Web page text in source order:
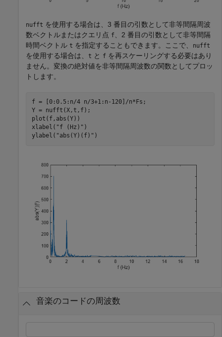
nufft を使用する場合は、3 番目の引数として非等間隔周波
数ベクトルまたはクエリ点 f 、2 番目の引数として非等間隔
時間ベクトル t を指定することもできます。ここで、 nufft
を使用する場合は、 t と f を再スケーリングする必要はあり
ません。変換の絶対値を非等間隔周波数の関数としてプロッ
トします。
f = [0:0.5:n/4 n/3+1:n-120]/n*Fs;
Y = nufft(X,t,f);
plot(f,abs(Y))
xlabel( "f (Hz)" )
ylabel( "abs(Y)(f)" )
音楽のコードの周波数